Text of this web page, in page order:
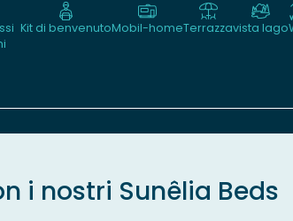
Kit di benvenutoMobil-homeTerrazzavista lago
i nostri Sunêlia Beds